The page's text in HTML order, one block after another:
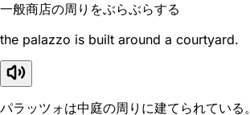
一般商店の周りをぶらぶらする
the palazzo is built around a courtyard.
パラッツォは中庭の周りに建てられている。